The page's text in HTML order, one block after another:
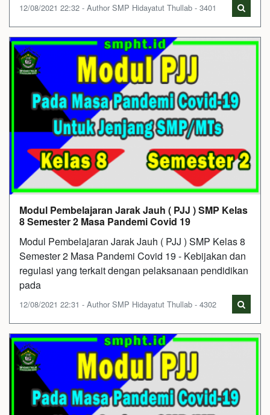
12/08/2021 22:32 - Author SMP Hidayatut Thullab - 3401
Modul Pembelajaran Jarak Jauh ( PJJ ) SMP Kelas
8 Semester 2 Masa Pandemi Covid 19
Modul Pembelajaran Jarak Jauh ( PJJ ) SMP Kelas 8
Semester 2 Masa Pandemi Covid 19 - Kebijakan dan
regulasi yang terkait dengan pelaksanaan pendidikan
pada
12/08/2021 22:31 - Author SMP Hidayatut Thullab - 4302